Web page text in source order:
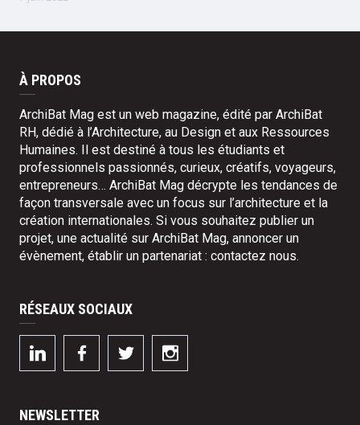
À PROPOS
ArchiBat Mag est un web magazine, édité par ArchiBat
RH, dédié à l’Architecture, au Design et aux Ressources
Humaines. Il est destiné à tous les étudiants et
professionnels passionnés, curieux, créatifs, voyageurs,
entrepreneurs… ArchiBat Mag décrypte les tendances de
façon transversale avec un focus sur l’architecture et la
création internationales. Si vous souhaitez publier un
projet, une actualité sur ArchiBat Mag, annoncer un
évènement, établir un partenariat : contactez nous.
RÉSEAUX SOCIAUX
NEWSLETTER